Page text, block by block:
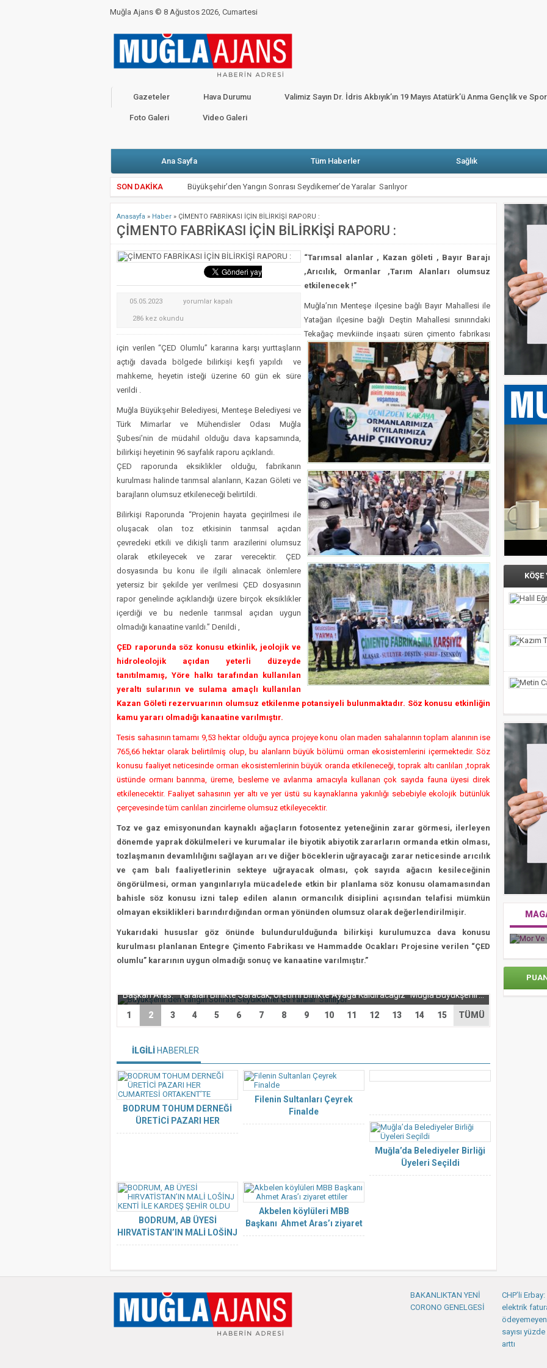
Muğla Ajans © 8 Ağustos 2026, Cumartesi
BAKANLIKTAN YENİ CORONO GENELGESİ CHP’li Erbay: Muğla’da elektrik faturasını ödeyemeyen abone sayısı yüzde dört
CHP’Lİ VEKİLLER BAŞKANLARLA KARŞI KARŞIYA
Gazeteler Hava Durumu Valimiz Sayın Dr. İdris Akbıyık’ın 19 Mayıs Atatürk’ü Anma Gençlik ve
Foto Galeri Video Galeri
Ana Sayfa Tüm Haberler Sağlık
SON DAKİKA
Büyükşehir’den Yangın Sonrası Seydikemer’de Yaralar Sarılıyor
Kötekli’de Yol Kazısında Mezar Buluntuları Ortaya Çıktı
Seydikemer’de Yangın Sonrası Seferberlik
Marmaris’teki Suikast Timinin 10 Yıllık Firarisi FETÖ’cü Muğla Adliyesine Sevk Edildi
ATIK KAĞIDIN EL İŞİ VE BOYAMA SANATIYLA TAMAMLADIĞI YOLCULUĞU
Muğla Valiliği’nden kritik uyarı: Yangın riskine karşı tedbir çağrısı
Zeytin Çiçeği Uluslararası Kısa Film Yarışması İçin Başvurular Başladı
Bodrum’da Havuz Dairesinde sıkışan kişiyi İtfaiye kurtardı
Anasayfa » Haber » ÇİMENTO FABRİKASI İÇİN BİLİRKİŞİ RAPORU :
ÇİMENTO FABRİKASI İÇİN BİLİRKİŞİ RAPORU :
05.05.2023
ÇİMENTO
FABRİKASI
BİLİRKİŞİ
RAPORU
yorumlar kapalı
286 kez okundu
“Tarımsal alanlar , Kazan göleti , Bayır Barajı
,Arıcılık, Ormanlar ,Tarım Alanları olumsuz
etkilenecek !”
Muğla’nın Menteşe ilçesine bağlı Bayır Mahallesi ile
Yatağan ilçesine bağlı Deştin Mahallesi sınırındaki
Tekağaç mevkiinde inşaatı süren çimento fabrikası
için verilen “ÇED Olumlu” kararına karşı yurttaşların
açtığı davada bölgede bilirkişi keşfi yapıldı ve
mahkeme, heyetin isteği üzerine 60 gün ek süre
verildi .
Muğla Büyükşehir Belediyesi, Menteşe Belediyesi ve
Türk Mimarlar ve Mühendisler Odası Muğla
Şubesi’nin de müdahil olduğu dava kapsamında,
bilirkişi heyetinin 96 sayfalık raporu açıklandı.
ÇED raporunda eksiklikler olduğu, fabrikanın
kurulması halinde tarımsal alanların, Kazan Göleti ve
barajların olumsuz etkileneceği belirtildi.
Bilirkişi Raporunda “Projenin hayata geçirilmesi ile
oluşacak olan toz etkisinin tarımsal açıdan
çevredeki etkili ve dikişli tarım arazilerini olumsuz
olarak etkileyecek ve zarar verecektir. ÇED
dosyasında bu konu ile ilgili alınacak önlemlere
yetersiz bir şekilde yer verilmesi ÇED dosyasının
rapor genelinde açıklandığı üzere birçok eksiklikler
içerdiği ve bu nedenle tarımsal açıdan uygun
olmadığı kanaatine varıldı.” Denildi ,
ÇED raporunda söz konusu etkinlik, jeolojik ve
hidroleolojik açıdan yeterli düzeyde
tanıtılmamış, Yöre halkı tarafından kullanılan
yeraltı sularının ve sulama amaçlı kullanılan
Kazan Göleti rezervuarının olumsuz etkilenme potansiyeli bulunmaktadır. Söz konusu etkinliğin
kamu yararı olmadığı kanaatine varılmıştır.
Tesis sahasının tamamı 9,53 hektar olduğu ayrıca projeye konu olan maden sahalarının toplam alanının ise
765,66 hektar olarak belirtilmiş olup, bu alanların büyük bölümü orman ekosistemlerini içermektedir. Söz
konusu faaliyet neticesinde orman ekosistemlerinin büyük oranda etkileneceği, toprak altı canlıları ,toprak
üstünde ormanı barınma, üreme, besleme ve avlanma amacıyla kullanan çok sayıda fauna üyesi direk
etkilenecektir. Faaliyet sahasının yer altı ve yer üstü su kaynaklarına yakınlığı sebebiyle ekolojik bütünlük
çerçevesinde tüm canlıları zincirleme olumsuz etkileyecektir.
Toz ve gaz emisyonundan kaynaklı ağaçların fotosentez yeteneğinin zarar görmesi, ilerleyen
dönemde yaprak dökülmeleri ve kurumalar ile biyotik abiyotik zararların ormanda etkin olması,
tozlaşmanın devamlılığını sağlayan arı ve diğer böceklerin uğrayacağı zarar neticesinde arıcılık
ve çam balı faaliyetlerinin sekteye uğrayacak olması, çok sayıda ağacın kesileceğinin
öngörülmesi, orman yangınlarıyla mücadelede etkin bir planlama söz konusu olamamasından
bahisle söz konusu izni talep edilen alanın ormancılık disiplini açısından telafisi mümkün
olmayan eksiklikleri barındırdığından orman yönünden olumsuz olarak değerlendirilmişir.
Yukarıdaki hususlar göz önünde bulundurulduğunda bilirkişi kurulumuzca dava konusu
kurulması planlanan Entegre Çimento Fabrikası ve Hammadde Ocakları Projesine verilen “ÇED
olumlu” kararının uygun olmadığı sonuç ve kanaatine varılmıştır.”
Başkan Aras: “Yaraları Birlikte Saracak, Üretimi Birlikte Ayağa Kaldıracağız” Muğla Büyükşehir Belediyesi, Seydikemer’de 29 Temmuz’da meydana gelen yangının ardından yaraların...
1 2 3 4 5 6 7 8 9 10 11 12 13 14 15 TÜMÜ
İLGİLİ HABERLER
BODRUM TOHUM DERNEĞİ
ÜRETİCİ PAZARI HER
CUMARTESİ ORTAKENT’TE
Filenin Sultanları Çeyrek
Finalde
Muğla’da Belediyeler Birliği
Üyeleri Seçildi
BODRUM, AB ÜYESİ
HIRVATİSTAN’IN MALİ LOŠİNJ
KENTİ İLE KARDEŞ ŞEHİR
Akbelen köylüleri MBB
Başkanı Ahmet Aras’ı ziyaret
ettiler
Zorlu Psm’de Edip Akbayram Coşkusu Yaşandı
Mor
BAKANLIKTAN YENİ
CORONO GENELGESİ
CHP’li
elektrik
sayısı
arttı